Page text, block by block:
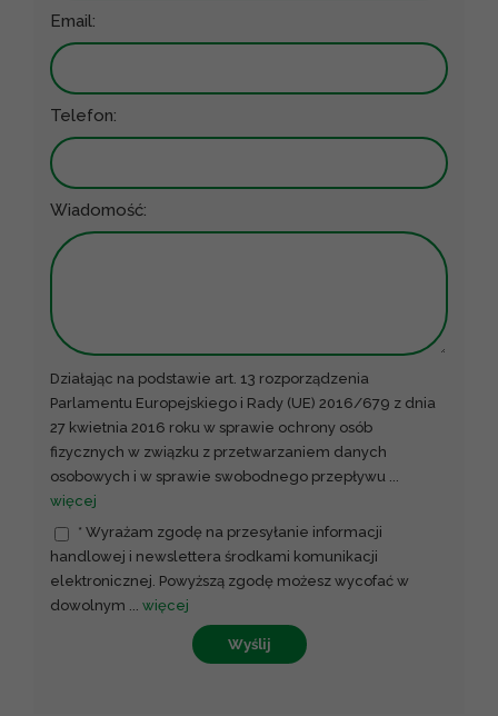
Email:
Telefon:
Wiadomość:
Działając na podstawie art. 13 rozporządzenia
Parlamentu Europejskiego i Rady (UE) 2016/679 z dnia
27 kwietnia 2016 roku w sprawie ochrony osób
fizycznych w związku z przetwarzaniem danych
osobowych i w sprawie swobodnego przepływu ...
więcej
* Wyrażam zgodę na przesyłanie informacji
handlowej i newslettera środkami komunikacji
elektronicznej. Powyższą zgodę możesz wycofać w
dowolnym ... więcej
Wyślij